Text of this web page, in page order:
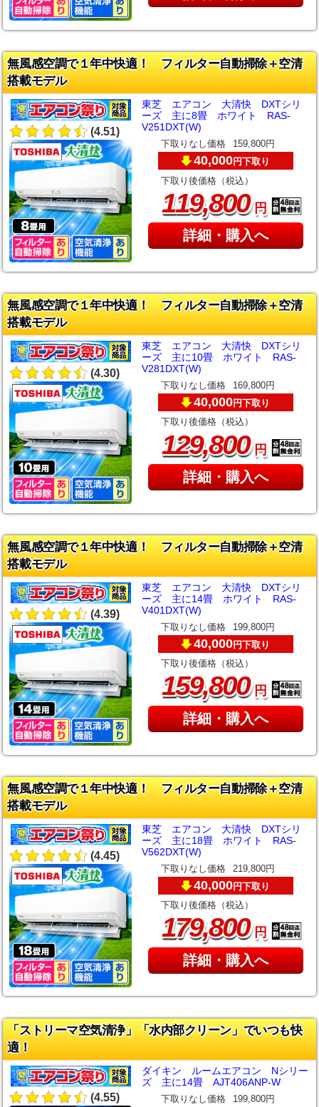
無風感空調で１年中快適！ フィルター自動掃除＋空清
搭載モデル
(4.51)
東芝 エアコン 大清快 DXTシリ
ーズ 主に8畳 ホワイト RAS-
V251DXT(W)
下取りなし価格 159,800円
40,000円下取り
下取り後価格（税込）
119,800円
詳細・購入へ
無風感空調で１年中快適！ フィルター自動掃除＋空清
搭載モデル
(4.30)
東芝 エアコン 大清快 DXTシリ
ーズ 主に10畳 ホワイト RAS-
V281DXT(W)
下取りなし価格 169,800円
40,000円下取り
下取り後価格（税込）
129,800円
詳細・購入へ
無風感空調で１年中快適！ フィルター自動掃除＋空清
搭載モデル
(4.39)
東芝 エアコン 大清快 DXTシリ
ーズ 主に14畳 ホワイト RAS-
V401DXT(W)
下取りなし価格 199,800円
40,000円下取り
下取り後価格（税込）
159,800円
詳細・購入へ
無風感空調で１年中快適！ フィルター自動掃除＋空清
搭載モデル
(4.45)
東芝 エアコン 大清快 DXTシリ
ーズ 主に18畳 ホワイト RAS-
V562DXT(W)
下取りなし価格 219,800円
40,000円下取り
下取り後価格（税込）
179,800円
詳細・購入へ
「ストリーマ空気清浄」「水内部クリーン」でいつも快
適！
(4.55)
ダイキン ルームエアコン Nシリー
ズ 主に14畳 AJT406ANP-W
下取りなし価格 199,800円